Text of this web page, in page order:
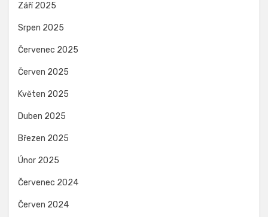
Září 2025
Srpen 2025
Červenec 2025
Červen 2025
Květen 2025
Duben 2025
Březen 2025
Únor 2025
Červenec 2024
Červen 2024